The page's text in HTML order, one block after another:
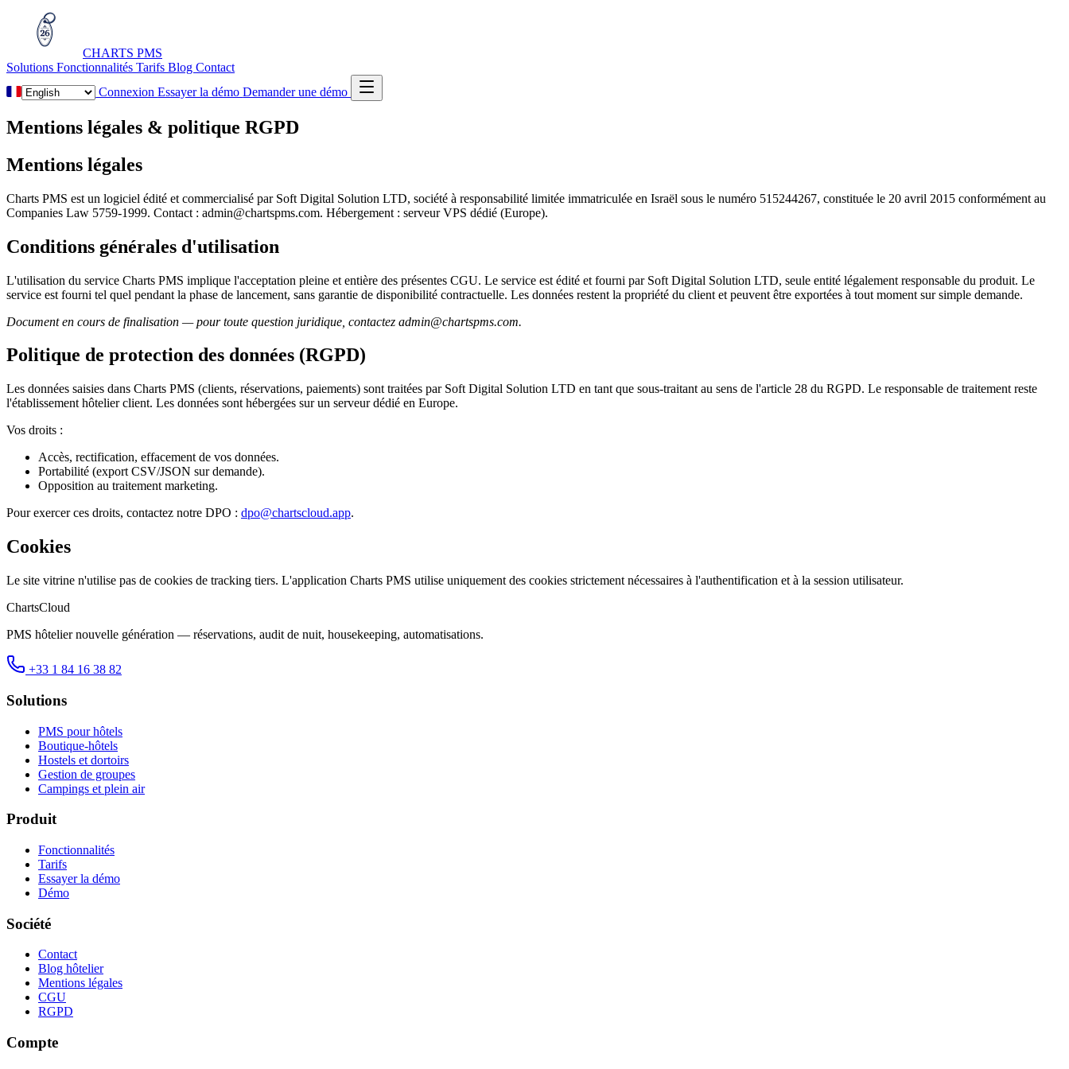
CHARTS PMS
Solutions Fonctionnalités Tarifs Blog Contact
ConnexionEssayer la démoDemander une démo
Mentions légales & politique RGPD
Mentions légales
Charts PMS est un logiciel édité et commercialisé par Soft Digital Solution LTD, société à responsabilité limitée immatriculée en Israël sous le numéro 515244267, constituée le 20 avril 2015 conformément au
Companies Law 5759-1999. Contact : admin@chartspms.com. Hébergement : serveur VPS dédié (Europe).
Conditions générales d'utilisation
L'utilisation du service Charts PMS implique l'acceptation pleine et entière des présentes CGU. Le service est édité et fourni par Soft Digital Solution LTD, seule entité légalement responsable du produit. Le
service est fourni tel quel pendant la phase de lancement, sans garantie de disponibilité contractuelle. Les données restent la propriété du client et peuvent être exportées à tout moment sur simple demande.
Document en cours de finalisation — pour toute question juridique, contactez admin@chartspms.com.
Politique de protection des données (RGPD)
Les données saisies dans Charts PMS (clients, réservations, paiements) sont traitées par Soft Digital Solution LTD en tant que sous-traitant au sens de l'article 28 du RGPD. Le responsable de traitement reste
l'établissement hôtelier client. Les données sont hébergées sur un serveur dédié en Europe.
Vos droits :
Accès, rectification, effacement de vos données.
Portabilité (export CSV/JSON sur demande).
Opposition au traitement marketing.
Pour exercer ces droits, contactez notre DPO : dpo@chartscloud.app.
Cookies
Le site vitrine n'utilise pas de cookies de tracking tiers. L'application Charts PMS utilise uniquement des cookies strictement nécessaires à l'authentification et à la session utilisateur.
ChartsCloud
PMS hôtelier nouvelle génération — réservations, audit de nuit, housekeeping, automatisations.
+33 1 84 16 38 82
Solutions
PMS pour hôtels
Boutique-hôtels
Hostels et dortoirs
Gestion de groupes
Campings et plein air
Produit
Fonctionnalités
Tarifs
Essayer la démo
Démo
Société
Contact
Blog hôtelier
Mentions légales
CGU
RGPD
Compte